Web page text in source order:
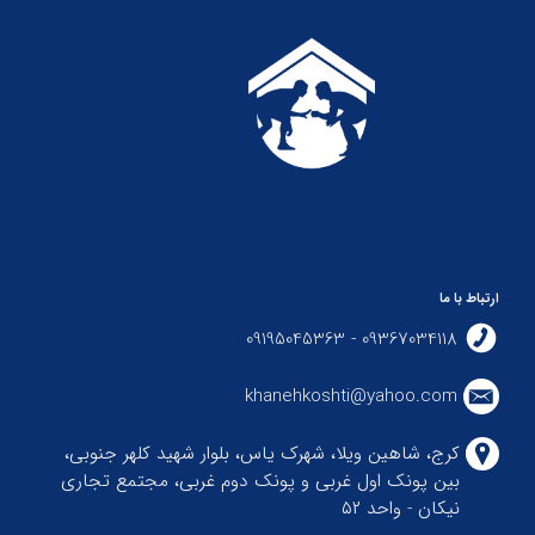
ارتباط با ما
09367034118 - 09195045363
khanehkoshti@yahoo.com
کرج، شاهین ویلا، شهرک یاس، بلوار شهید کلهر جنوبی،
بین پونک اول غربی و پونک دوم غربی، مجتمع تجاری
نیکان - واحد ۵۲